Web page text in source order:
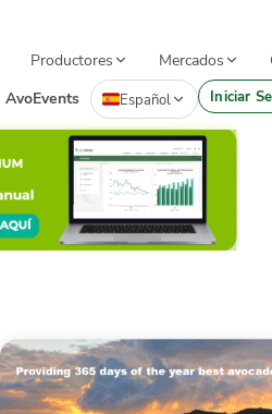
Productores Mercados
AvoEvents Español Iniciar